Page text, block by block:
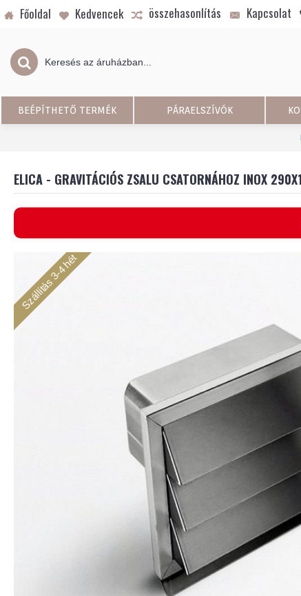
Főoldal Kedvencek összehasonlítás Kapcsolat
BEÉPÍTHETŐ TERMÉK PÁRAELSZÍVÓK
ELICA - GRAVITÁCIÓS ZSALU CSATORNÁHOZ INOX
Szállítás 3-4 hét